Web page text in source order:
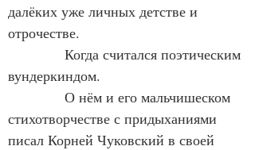
далёких уже личных детстве и
отрочестве.
Когда считался поэтическим
вундеркиндом.
О нём и его мальчишеском
стихотворчестве с придыханиями
писал Корней Чуковский в своей